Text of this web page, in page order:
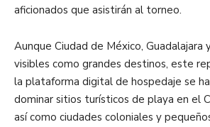
aficionados que asistirán al torneo.
Aunque Ciudad de México, Guadalajara
visibles como grandes destinos, este
la plataforma digital de hospedaje se
dominar sitios turísticos de playa en el
así como ciudades coloniales y